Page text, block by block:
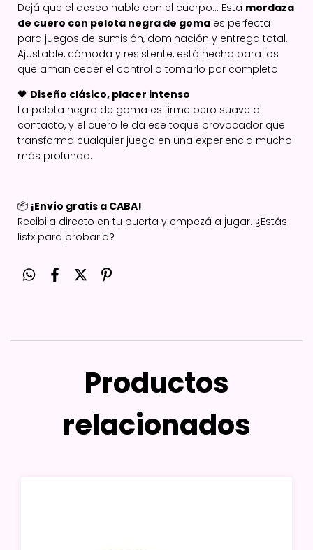
Dejá que el deseo hable con el cuerpo... Esta mordaza
de cuero con pelota negra de goma es perfecta
para juegos de sumisión, dominación y entrega total.
Ajustable, cómoda y resistente, está hecha para los
que aman ceder el control o tomarlo por completo.
🖤 Diseño clásico, placer intenso
La pelota negra de goma es firme pero suave al
contacto, y el cuero le da ese toque provocador que
transforma cualquier juego en una experiencia mucho
más profunda.
📦 ¡Envío gratis a CABA!
Recibila directo en tu puerta y empezá a jugar. ¿Estás
listx para probarla?
Productos
relacionados